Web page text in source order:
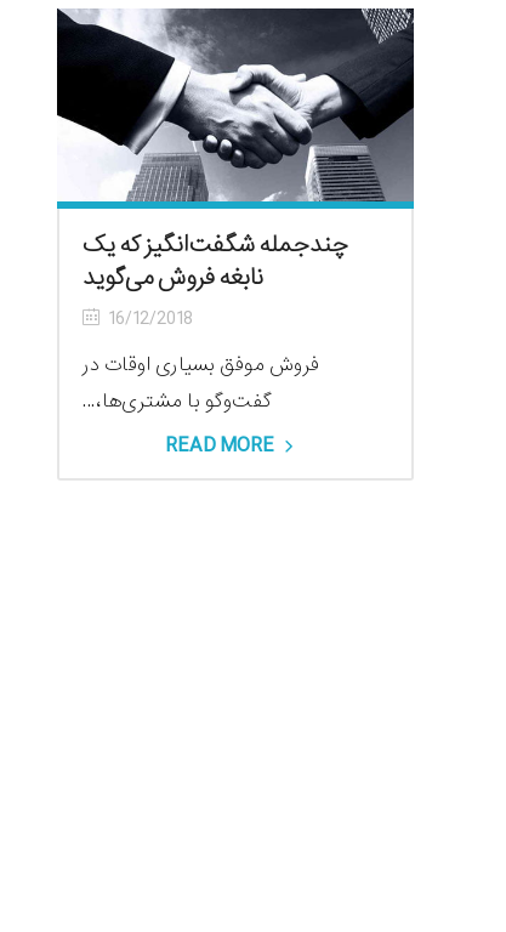
چندجمله شگفت‌‌انگیز که یک
نابغه فروش می‌گوید
16/12/2018
فروش موفق بسیاری اوقات در
گفت‌وگو با مشتری‌ها،...
READ MORE